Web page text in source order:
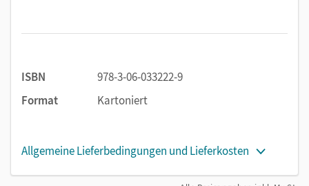
ISBN
978-3-06-033222-9
Format
Kartoniert
Allgemeine Lieferbedingungen und Lieferkosten